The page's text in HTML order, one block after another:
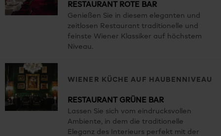
RESTAURANT ROTE BAR
Genießen Sie in diesem eleganten und
zeitlosen Restaurant traditionelle und
feinste Wiener Klassiker auf höchstem
Niveau.
WIENER KÜCHE AUF HAUBENNIVEAU
RESTAURANT GRÜNE BAR
Lassen Sie sich vom eindrucksvollen
Ambiente, in dem die traditionelle
Eleganz des Interieurs perfekt mit der